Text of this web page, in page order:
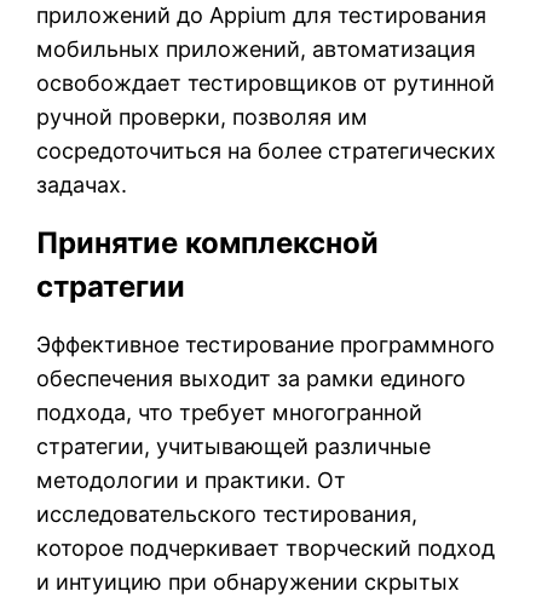
приложений до Appium для тестирования
мобильных приложений, автоматизация
освобождает тестировщиков от рутинной
ручной проверки, позволяя им
сосредоточиться на более стратегических
задачах.
Принятие комплексной
стратегии
Эффективное тестирование программного
обеспечения выходит за рамки единого
подхода, что требует многогранной
стратегии, учитывающей различные
методологии и практики. От
исследовательского тестирования,
которое подчеркивает творческий подход
и интуицию при обнаружении скрытых